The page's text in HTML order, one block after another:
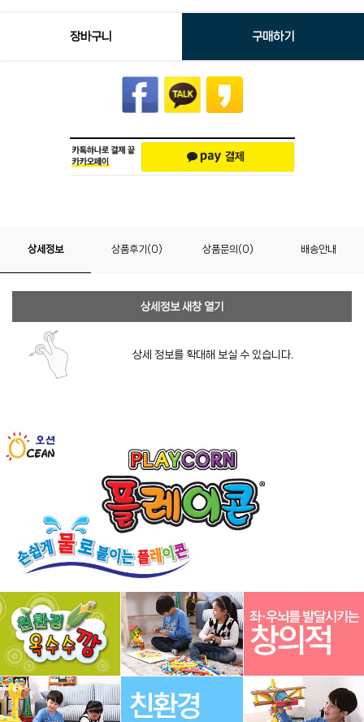
장바구니 구매하기
상세정보 상품후기(0) 상품문의(0) 배송안내
상세정보 새창 열기
상세 정보를 확대해 보실 수 있습니다.